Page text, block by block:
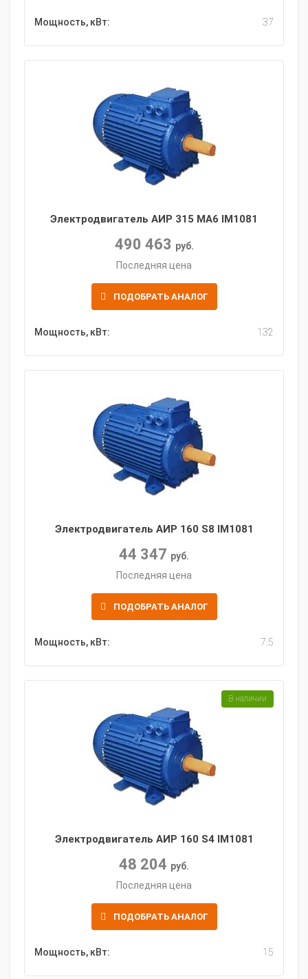
Мощность, кВт: 37
Электродвигатель АИР 315 MA6 IM1081
490 463 руб.
Последняя цена
ПОДОБРАТЬ АНАЛОГ
Мощность, кВт: 132
Электродвигатель АИР 160 S8 IM1081
44 347 руб.
Последняя цена
ПОДОБРАТЬ АНАЛОГ
Мощность, кВт: 7.5
Электродвигатель АИР 160 S4 IM1081
48 204 руб.
Последняя цена
ПОДОБРАТЬ АНАЛОГ
Мощность, кВт: 15
В наличии